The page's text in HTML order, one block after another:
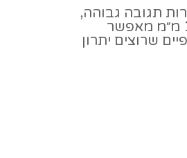
תגובה גבוהה,
חבטות חדות ושליטה מלאה. העובי הדק של 14 מ״מ מאפשר
שרוצים יתרון